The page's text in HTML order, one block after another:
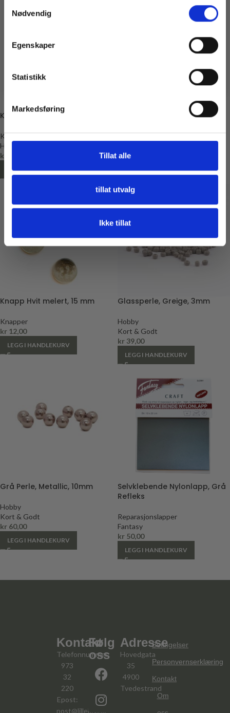
Nødvendig
Egenskaper
Statistikk
Markedsføring
Tillat alle
tillat utvalg
Ikke tillat
Knapp, 25mm grå
Knapper
Hjelmtvedt
kr
LEGG I HANDLEKURV
Knapp, 18mm, lysegrå
Knapper
kr22,00
LEGG I HANDLEKURV
Knapp Hvit melert, 15 mm
Knapper
kr 12,00
LEGG I HANDLEKURV
Glassperle, Greige, 3mm
Hobby
Kort & Godt
kr 39,00
LEGG I HANDLEKURV
Grå Perle, Metallic, 10mm
Hobby
Kort & Godt
kr 60,00
LEGG I HANDLEKURV
Selvklebende Nylonlapp, Grå
Refleks
Reparasjonslapper
Fantasy
kr 50,00
LEGG I HANDLEKURV
Kontakt
Telefonnummer:
973
32
220
Epost:
post@lillelov.no
Følg
oss
Adresse
Hovedgata
35
4900
Tvedestrand
Betingelser
Personvernserklæring
Kontakt
Om
Email